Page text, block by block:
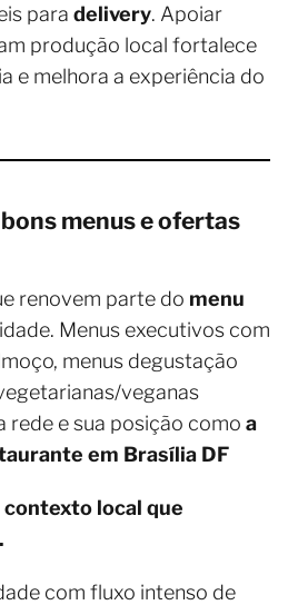
para delivery. Apoiar
produção local fortalece
e melhora a experiência do
menus e ofertas
renovem parte do menu
Menus executivos com
menus degustação
veganas
rede e sua posição como a
em Brasília DF
local que
com fluxo intenso de